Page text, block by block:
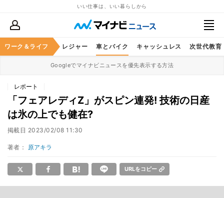
いい仕事は、いい暮らしから
ワーク＆ライフ
スケア グルメ レジャー 車とバイク キャッシュレス 次世代教育
Googleでマイナビニュースを優先表示する方法
レポート
「フェアレディZ」がスピン連発! 技術の日産
は氷の上でも健在?
掲載日 2023/02/08 11:30
著者： 原アキラ
URLをコピー